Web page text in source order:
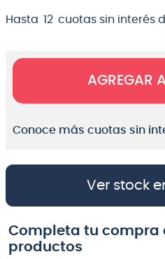
Hasta 12 cuotas sin interés
AGREGAR
Conoce más cuotas sin
Ver stock
Completa tu compra
productos